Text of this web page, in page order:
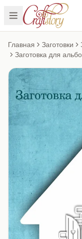
Главная Заготовки
Заготовка для